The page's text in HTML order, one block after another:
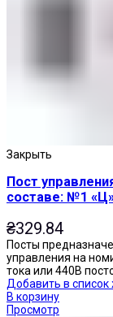
Закрыть
Пост
составе: №1
₴329.84
Посты
управления на
тока или 440В
Добавить в
В корзину
Просмотр